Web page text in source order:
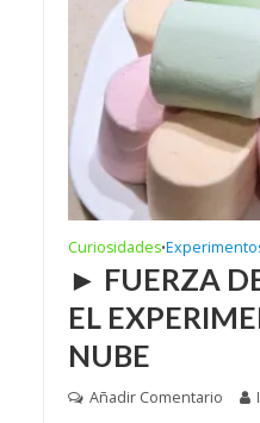
Curiosidades•
► FUERZA
EL
NUBE
Añadir Comentario